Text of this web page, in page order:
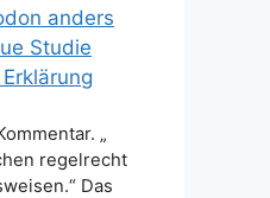
anders
Studie
„
regelrecht
Das